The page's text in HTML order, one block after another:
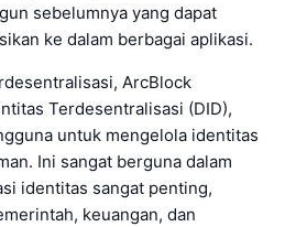
sebelumnya yang dapat
ke dalam berbagai aplikasi.
ArcBlock
Terdesentralisasi (DID),
untuk mengelola identitas
Ini sangat berguna dalam
identitas sangat penting,
keuangan, dan